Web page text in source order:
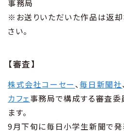
事務局
※お送りいただいた作品は返却
さい。
【審査】
株式会社コーセー 、毎日新聞社
カフェ事務局で構成する審査委
ます。
9月下旬に毎日小学生新聞で発